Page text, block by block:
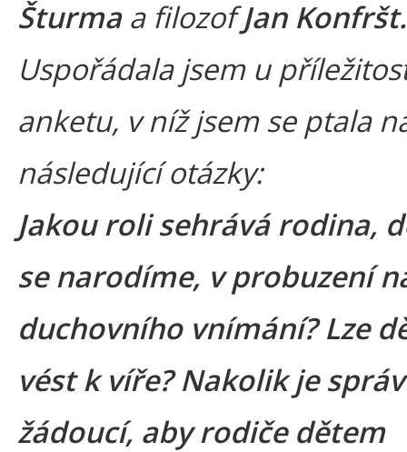
Šturmaa filozofJan Konfršt.
Uspořádala jsem u
anketu, v níž jsem se ptala
následující otázky:
Jakou roli sehrává rodina,
se narodíme, v probuzení
duchovního vnímání? Lze
vést k víře? Nakolik je
žádoucí, aby rodiče dětem